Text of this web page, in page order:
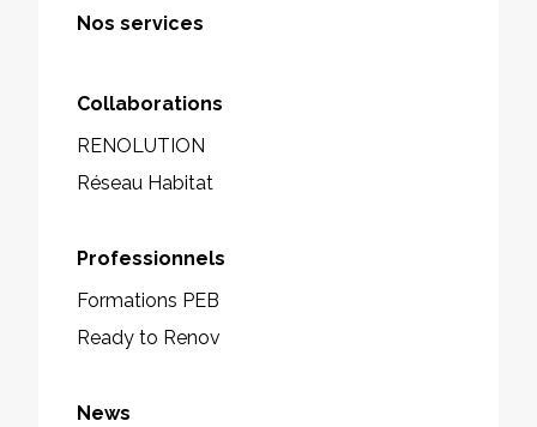
Nos services
Collaborations
RENOLUTION
Réseau Habitat
Professionnels
Formations PEB
Ready to Renov
News